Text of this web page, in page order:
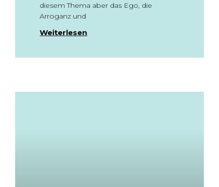
diesem Thema aber das Ego, die
Arroganz und
Weiterlesen